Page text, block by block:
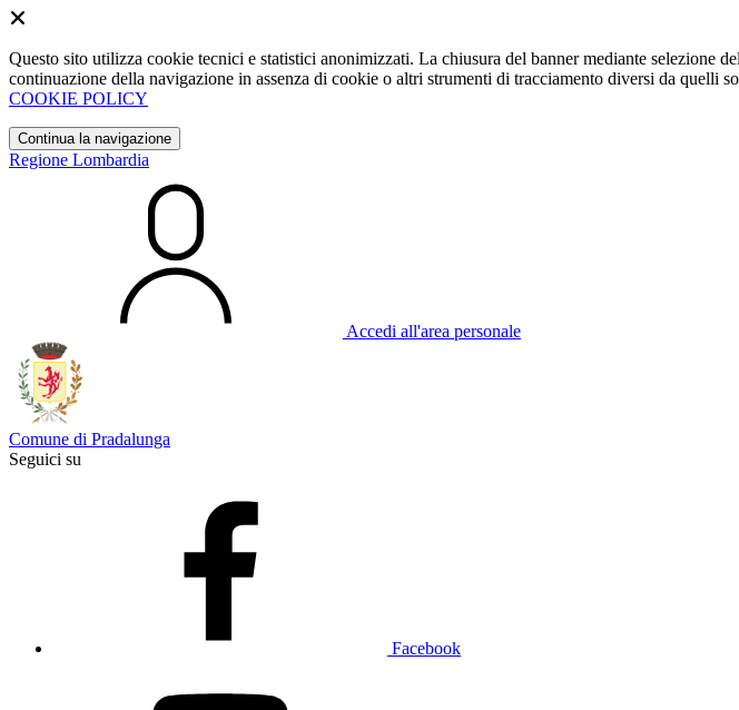
Questo sito utilizza cookie tecnici e statistici anonimizzati. La chiusura del banner mediante
continuazione della navigazione in assenza di cookie o altri strumenti di tracciamento diversi da quelli
COOKIE POLICY
Continua la navigazione
Regione Lombardia
Accedi all'area personale
Comune di Pradalunga
Seguici su
Facebook